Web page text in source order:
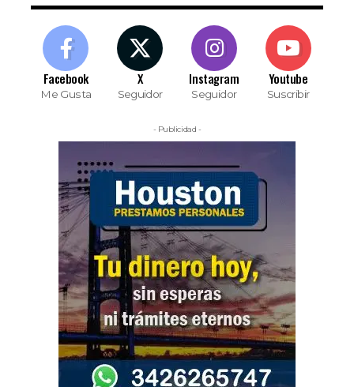
Facebook
Me Gusta
X
Seguidor
Instagram
Seguidor
Youtube
Suscribir
- Publicidad -